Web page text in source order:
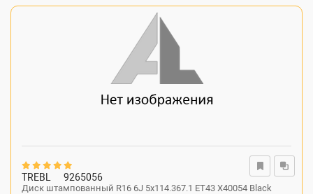
TREBL 9265056
Диск штампованный R16 6J 5x114.367.1 ET43 X40054 Black